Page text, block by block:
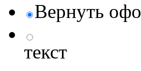
Вернуть
текст